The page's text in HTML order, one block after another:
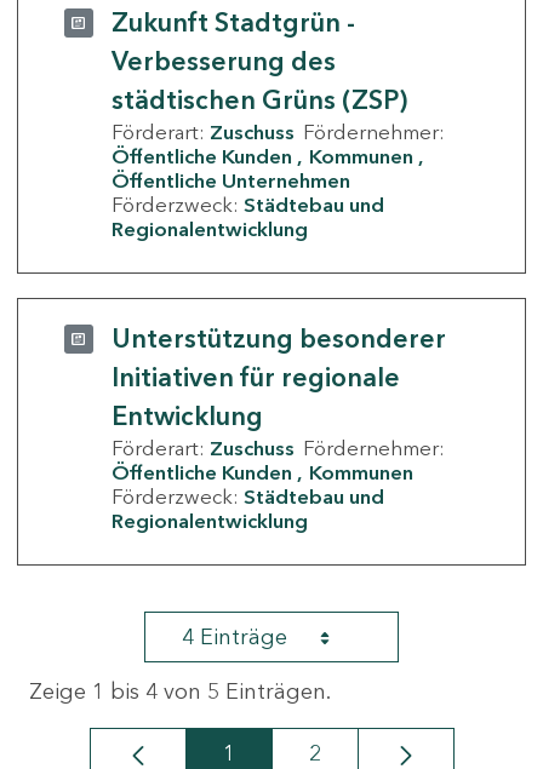
Zukunft Stadtgrün -
Verbesserung des
städtischen Grüns (ZSP)
Förderart: Zuschuss Fördernehmer:
Öffentliche Kunden
Kommunen
Öffentliche Unternehmen
Förderzweck: Städtebau und
Regionalentwicklung
Unterstützung besonderer
Initiativen für regionale
Entwicklung
Förderart: Zuschuss Fördernehmer:
Öffentliche Kunden
Kommunen
Förderzweck: Städtebau und
Regionalentwicklung
4 Einträge
Zeige 1 bis 4 von 5 Einträgen.
1 2